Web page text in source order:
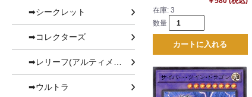
➡シークレット
➡コレクターズ
➡ウルトラ
在庫: 3
数量
カートに入れる